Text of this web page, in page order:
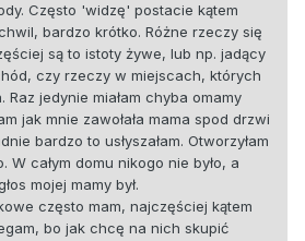
Często 'widzę' postacie kątem
bardzo krótko. Różne rzeczy się
są to istoty żywe, lub np. jadący
czy rzeczy w miejscach, których
Raz jedynie miałam chyba omamy
jak mnie zawołała mama spod drzwi
bardzo to usłyszałam. Otworzyłam
W całym domu nikogo nie było, a
mojej mamy był.
często mam, najczęściej kątem
bo jak chcę na nich skupić